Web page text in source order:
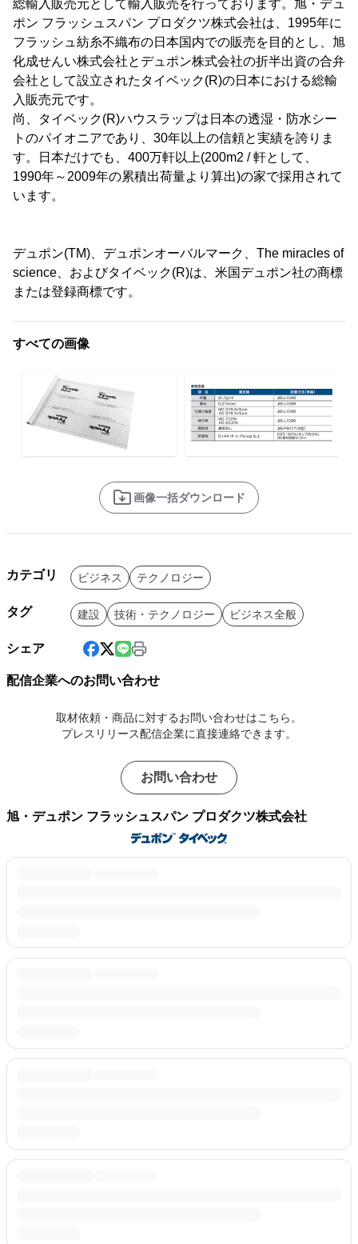
総輸入販売元として輸入販売を行っております。旭・デュ
ポン フラッシュスパン プロダクツ株式会社は、1995年に
フラッシュ紡糸不織布の日本国内での販売を目的とし、旭
化成せんい株式会社とデュポン株式会社の折半出資の合弁
会社として設立されたタイベック(R)の日本における総輸
入販売元です。
尚、タイベック(R)ハウスラップは日本の透湿・防水シー
トのパイオニアであり、30年以上の信頼と実績を誇りま
す。日本だけでも、400万軒以上(200m2 / 軒として、
1990年～2009年の累積出荷量より算出)の家で採用されて
います。
デュポン(TM)、デュポンオーバルマーク、The miracles of
science、およびタイベック(R)は、米国デュポン社の商標
または登録商標です。
すべての画像
画像一括ダウンロード
カテゴリ ビジネス テクノロジー
タグ 建設 技術・テクノロジー ビジネス全般
シェア
配信企業へのお問い合わせ
取材依頼・商品に対するお問い合わせはこちら。
プレスリリース配信企業に直接連絡できます。
お問い合わせ
旭・デュポン フラッシュスパン プロダクツ株式会社